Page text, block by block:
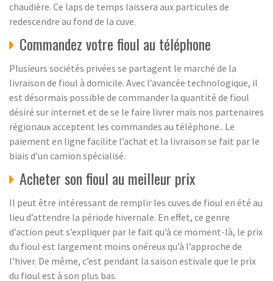
chaudière. Ce laps de temps laissera aux particules de
redescendre au fond de la cuve.
Commandez votre fioul au téléphone
Plusieurs sociétés privées se partagent le marché de la
livraison de fioul à domicile. Avec l’avancée technologique, il
est désormais possible de commander la quantité de fioul
désiré sur internet et de se le faire livrer mais nos partenaires
régionaux acceptent les commandes au téléphone.. Le
paiement en ligne facilite l’achat et la livraison se fait par le
biais d’un camion spécialisé.
Acheter son fioul au meilleur prix
Il peut être intéressant de remplir les cuves de fioul en été au
lieu d’attendre la période hivernale. En effet, ce genre
d’action peut s’expliquer par le fait qu’à ce moment-là, le prix
du fioul est largement moins onéreux qu’à l’approche de
l’hiver. De même, c’est pendant la saison estivale que le prix
du fioul est à son plus bas.